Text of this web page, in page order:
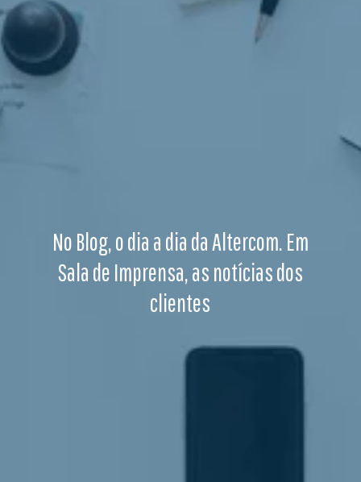
No Blog, o dia a dia da Altercom. Em
Sala de Imprensa, as notícias dos
clientes